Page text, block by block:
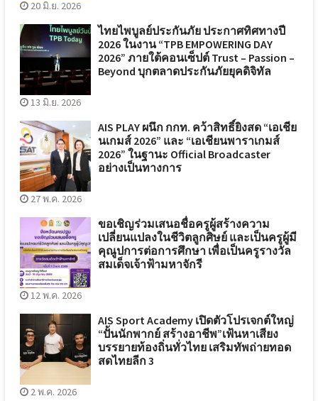
20 มิ.ย. 2026
ไทยไพบูลย์ประกันภัย ประกาศทิศทางปี
2026 ในงาน “TPB EMPOWERING DAY
2026” ภายใต้คอนเซ็ปต์ Trust – Passion –
Beyond บุกตลาดประกันภัยยุคดิจิทัล
13 มิ.ย. 2026
AIS PLAY ผนึก กกท. คว้าสิทธิ์ยิงสด “เอเชีย
นเกมส์ 2026” และ “เอเชียนพาราเกมส์
2026” ในฐานะ Official Broadcaster
อย่างเป็นทางการ
27 พ.ค. 2026
ขอเชิญร่วมเสนอชื่อครูผู้สร้างความ
เปลี่ยนแปลงในชีวิตลูกศิษย์ และเป็นครูผู้มี
คุณูปการต่อการศึกษา เพื่อเป็นครูรางวัล
สมเด็จเจ้าฟ้ามหาจักรี
12 พ.ค. 2026
AIS Sport Academy เปิดตัวโปรเจกต์ใหญ่
“ปั้นนักพากย์ สร้างอาชีพ”เฟ้นหาเสียง
บรรยายท้องถิ่นทั่วไทย เสริมทัพถ่ายทอด
สดไทยลีก 3
2 พ.ค. 2026